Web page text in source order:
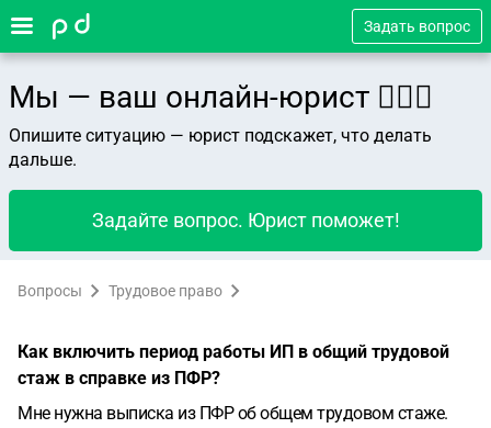
Задать вопрос
Мы — ваш онлайн-юрист 👨🏻‍⚖️
Опишите ситуацию — юрист подскажет, что делать
дальше.
Задайте вопрос. Юрист поможет!
Вопросы Трудовое право
Как включить период работы ИП в общий трудовой
стаж в справке из ПФР?
Мне нужна выписка из ПФР об общем трудовом стаже.